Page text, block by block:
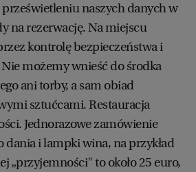
naszych danych w
na rezerwację. Na miejscu
kontrolę bezpieczeństwa i
możemy wnieść do środka
ani torby, a sam obiad
sztućcami. Restauracja
Jednorazowe zamówienie
dania i lampki wina, na przykład
„przyjemności" to około 25 euro,